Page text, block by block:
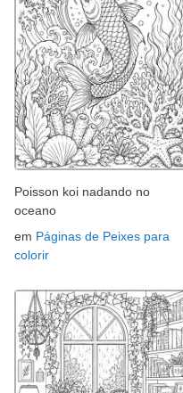
Poisson koi nadando no
oceano
em Páginas de Peixes para
colorir